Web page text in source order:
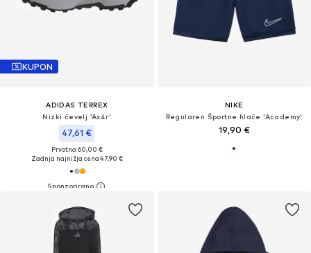
KUPON
ADIDAS TERREX
Nizki čevelj 'Ax4r'
47,61 €
Prvotno: 60,00 €
Zadnja najnižja cena47,90 €
NIKE
Regularen Športne hlače 'Academy'
19,90 €